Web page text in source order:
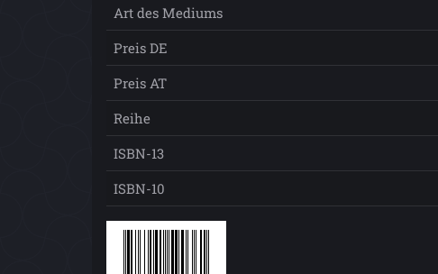
Art des Mediums
Preis DE
Preis AT
Reihe
ISBN-13
ISBN-10